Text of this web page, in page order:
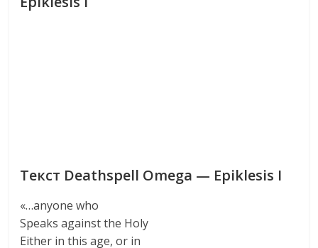
Текст Deathspell Omega — Epiklesis I
«…anyone who
Speaks against the Holy
Either in this age, or in